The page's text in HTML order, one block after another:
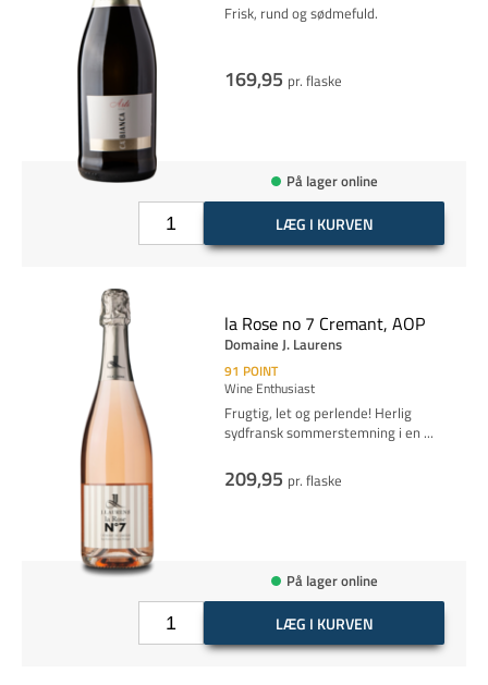
Frisk, rund og sødmefuld.
169,95 pr. flaske
På lager online
LÆG I KURVEN
la Rose no 7 Cremant, AOP
Domaine J. Laurens
91 POINT
Wine Enthusiast
Frugtig, let og perlende! Herlig
sydfransk sommerstemning i en ...
209,95 pr. flaske
På lager online
LÆG I KURVEN